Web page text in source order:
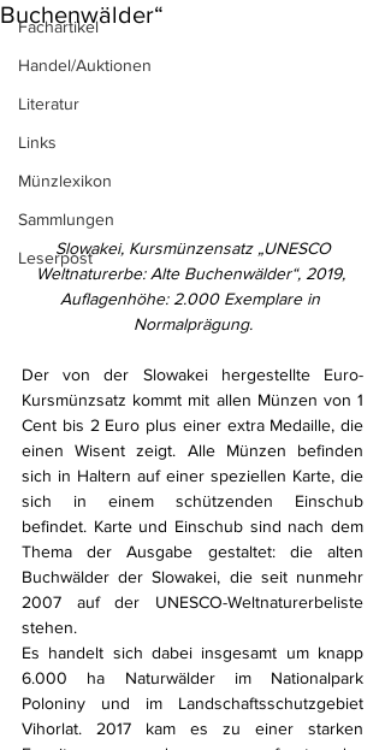
Fachartikel
Handel/Auktionen
Literatur
Links
Münzlexikon
Sammlungen
Leserpost
Buchenwälder“
Slowakei, Kursmünzensatz „UNESCO
Weltnaturerbe: Alte Buchenwälder“, 2019,
Auflagenhöhe: 2.000 Exemplare in
Normalprägung.
Der von der Slowakei hergestellte Euro-
Kursmünzsatz kommt mit allen Münzen von 1
Cent bis 2 Euro plus einer extra Medaille, die
einen Wisent zeigt. Alle Münzen befinden
sich in Haltern auf einer speziellen Karte, die
sich in einem schützenden Einschub
befindet. Karte und Einschub sind nach dem
Thema der Ausgabe gestaltet: die alten
Buchwälder der Slowakei, die seit nunmehr
2007 auf der UNESCO-Weltnaturerbeliste
stehen.
Es handelt sich dabei insgesamt um knapp
6.000 ha Naturwälder im Nationalpark
Poloniny und im Landschaftsschutzgebiet
Vihorlat. 2017 kam es zu einer starken